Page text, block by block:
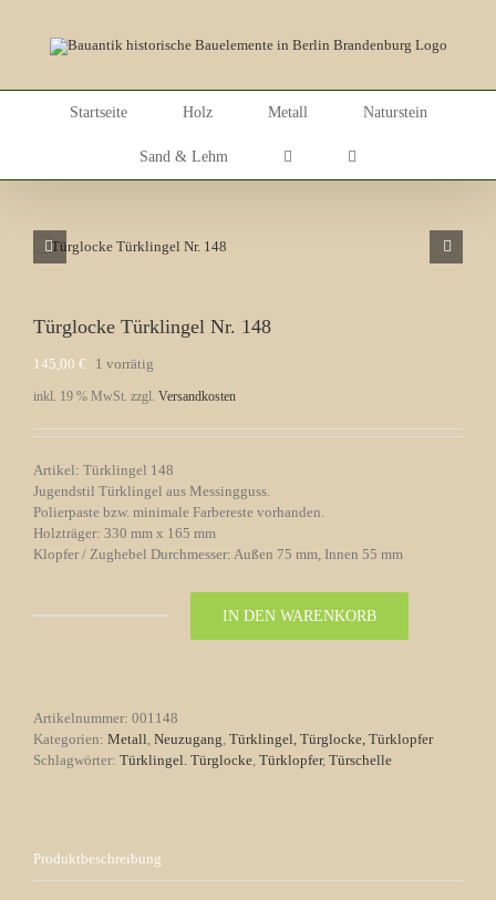
Startseite Holz Metall Naturstein
Sand & Lehm
Türglocke Türklingel Nr. 148
145,00 € 1 vorrätig
inkl. 19 % MwSt. zzgl. Versandkosten
Artikel: Türklingel 148
Jugendstil Türklingel aus Messingguss.
Polierpaste bzw. minimale Farbereste vorhanden.
Holzträger: 330 mm x 165 mm
Klopfer / Zughebel Durchmesser: Außen 75 mm, Innen 55 mm
IN DEN WARENKORB
Artikelnummer: 001148
Kategorien: Metall Neuzugang Türklingel, Türglocke, Türklopfer
Schlagwörter: Türklingel. Türglocke Türklopfer, Türschelle
Produktbeschreibung